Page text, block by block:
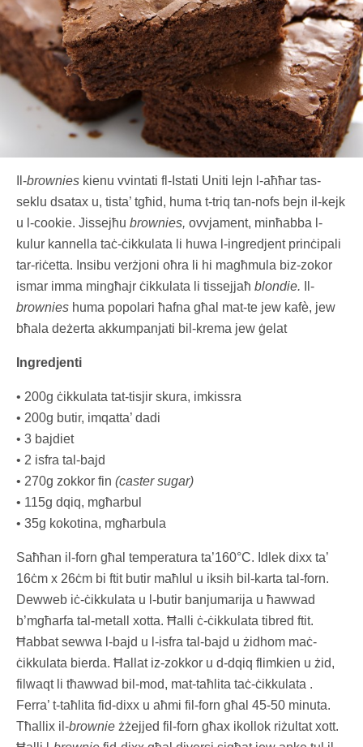
Il-brownies kienu vvintati fl-Istati Uniti lejn l-aħħar tas-
seklu dsatax u, tista’ tgħid, huma t-triq tan-nofs bejn il-kejk
u l-cookie. Jissejħu brownies, ovvjament, minħabba l-
kulur kannella taċ-ċikkulata li huwa l-ingredjent prinċipali
tar-riċetta. Insibu verżjoni oħra li hi magħmula biz-zokor
ismar imma mingħajr ċikkulata li tissejjaħ blondie. Il-
brownies huma popolari ħafna għal mat-te jew kafè, jew
bħala deżerta akkumpanjati bil-krema jew ġelat
Ingredjenti
• 200g ċikkulata tat-tisjir skura, imkissra
• 200g butir, imqatta’ dadi
• 3 bajdiet
• 2 isfra tal-bajd
• 270g zokkor fin (caster sugar)
• 115g dqiq, mgħarbul
• 35g kokotina, mgħarbula
Saħħan il-forn għal temperatura ta’160°C. Idlek dixx ta’
16ċm x 26ċm bi ftit butir maħlul u iksih bil-karta tal-forn.
Dewweb iċ-ċikkulata u l-butir banjumarija u ħawwad
b’mgħarfa tal-metall xotta. Ħalli ċ-ċikkulata tibred ftit.
Ħabbat sewwa l-bajd u l-isfra tal-bajd u żidhom maċ-
ċikkulata bierda. Ħallat iz-zokkor u d-dqiq flimkien u żid,
filwaqt li tħawwad bil-mod, mat-taħlita taċ-ċikkulata .
Ferra’ t-taħlita fid-dixx u aħmi fil-forn għal 45-50 minuta.
Tħallix il-brownie żżejjed fil-forn għax ikollok riżultat xott.